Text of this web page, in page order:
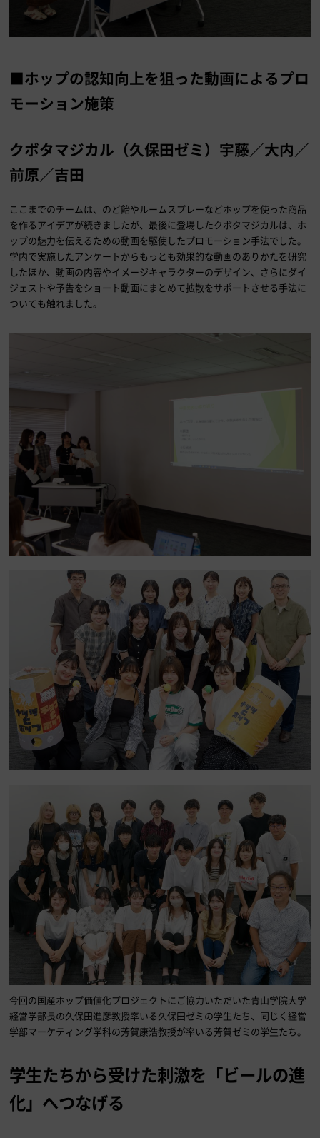
■ホップの認知向上を狙った動画によるプロ
モーション施策
クボタマジカル（久保田ゼミ）宇藤／大内／
前原／吉田
ここまでのチームは、のど飴やルームスプレーなどホップを使った商品
を作るアイデアが続きましたが、最後に登場したクボタマジカルは、ホ
ップの魅力を伝えるための動画を駆使したプロモーション手法でした。
学内で実施したアンケートからもっとも効果的な動画のありかたを研究
したほか、動画の内容やイメージキャラクターのデザイン、さらにダイ
ジェストや予告をショート動画にまとめて拡散をサポートさせる手法に
ついても触れました。
今回の国産ホップ価値化プロジェクトにご協力いただいた青山学院大学
経営学部長の久保田進彦教授率いる久保田ゼミの学生たち、同じく経営
学部マーケティング学科の芳賀康浩教授が率いる芳賀ゼミの学生たち。
学生たちから受けた刺激を「ビールの進
化」へつなげる